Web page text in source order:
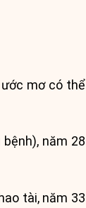
mơ có thể
năm 28
tài, năm 33